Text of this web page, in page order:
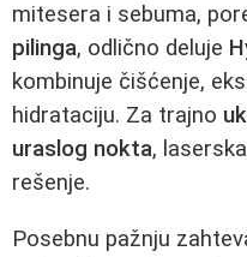
mitesera i sebuma,
pilinga, odlično deluje
kombinuje čišćenje,
hidrataciju. Za trajno
uraslog nokta,
rešenje.
Posebnu pažnju